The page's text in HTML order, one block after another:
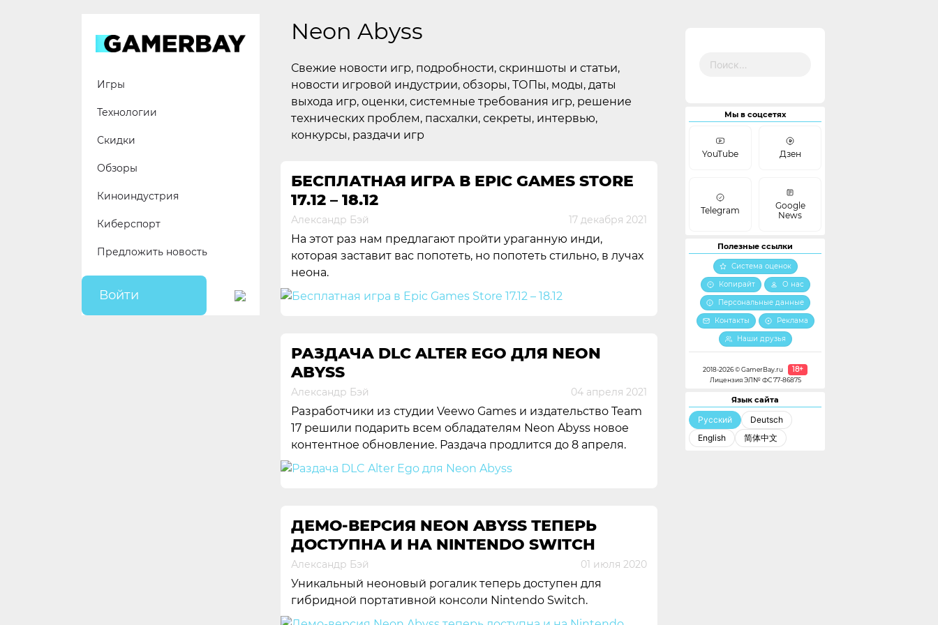
Игры
Технологии
Скидки
Обзоры
Киноиндустрия
Киберспорт
Предложить новость
Войти
Neon Abyss
Свежие новости игр, подробности, скриншоты и статьи,
новости игровой индустрии, обзоры, ТОПы, моды, даты
выхода игр, оценки, системные требования игр, решение
технических проблем, пасхалки, секреты, интервью,
конкурсы, раздачи игр
БЕСПЛАТНАЯ ИГРА В EPIC GAMES STORE
17.12 – 18.12
Александр Бэй 17 декабря 2021
На этот раз нам предлагают пройти ураганную инди,
которая заставит вас попотеть, но попотеть стильно, в лучах
неона.
РАЗДАЧА DLC ALTER EGO ДЛЯ NEON
ABYSS
Александр Бэй 04 апреля 2021
Разработчики из студии Veewo Games и издательство Team
17 решили подарить всем обладателям Neon Abyss новое
контентное обновление. Раздача продлится до 8 апреля.
ДЕМО-ВЕРСИЯ NEON ABYSS ТЕПЕРЬ
ДОСТУПНА И НА NINTENDO SWITCH
Александр Бэй 01 июля 2020
Уникальный неоновый рогалик теперь доступен для
гибридной портативной консоли Nintendo Switch.
Мы в соцсетях
YouTube Дзен
Telegram
Google
News
Полезные ссылки
Система оценок
Копирайт
О нас
Персональные данные
Контакты
Реклама
Наши друзья
2018-2026 © GamerBay.ru 18+
Лицензия ЭЛ№ ФС 77-86875
Язык сайта
Русский
Deutsch
English
简体中文